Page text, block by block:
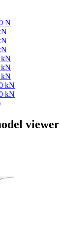
N
kN
kN
kN
kN
kN
viewer